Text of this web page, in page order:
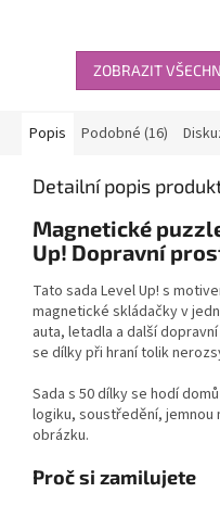
ZOBRAZIT
Popis Podobné (16)
Detailní popis
Magnetické
Up! Dopravní
Tato sada Level Up! s
magnetické skládačky v
auta, letadla a další
se dílky při hraní tolik
Sada s 50 dílky se hodí
logiku, soustředění,
obrázku.
Proč si zamilujete